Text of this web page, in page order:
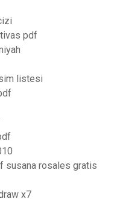
pdf
listesi
susana rosales gratis
x7